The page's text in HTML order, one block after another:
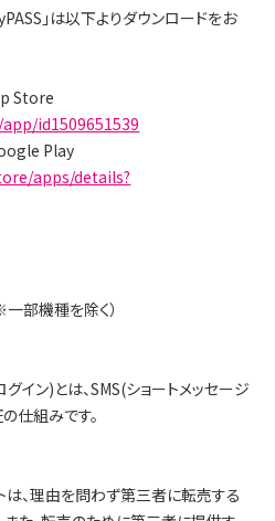
」は以下よりダウンロードをお
Store
id1509651539
Play
apps/details?
部機種を除く）
イン)とは、SMS(ショートメッセージ
仕組みです。
、理由を問わず第三者に転売する